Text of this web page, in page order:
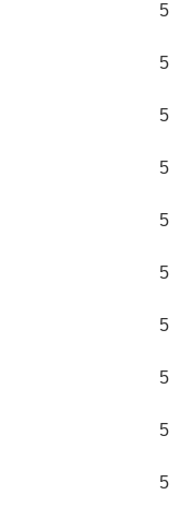
5
5
5
5
5
5
5
5
5
5